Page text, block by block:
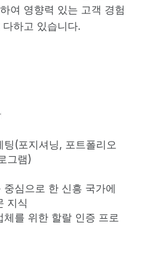
여 영향력 있는 고객 경험
하고 있습니다.
(포지셔닝, 포트폴리오
그램)
심으로 한 신흥 국가에
지식
를 위한 할랄 인증 프로